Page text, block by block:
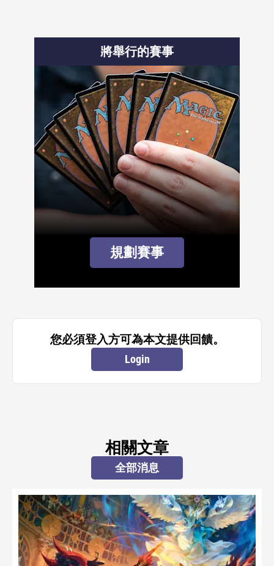
將舉行的賽事
規劃賽事
您必須登入方可為本文提供回饋。
Login
相關文章
全部消息